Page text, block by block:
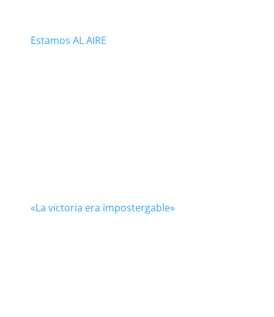
Estamos AL AIRE
«La victoria era impostergable»